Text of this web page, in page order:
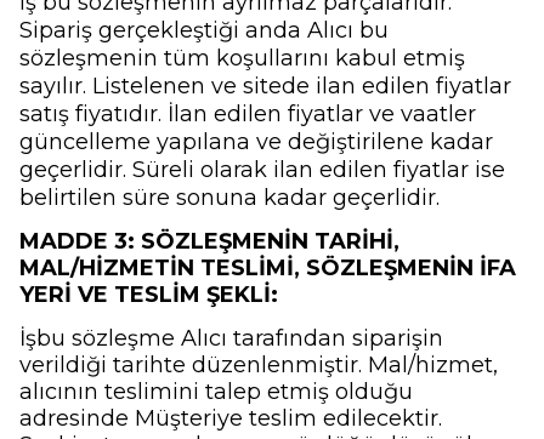
Sipariş gerçekleştiği anda Alıcı bu
sözleşmenin tüm koşullarını kabul etmiş
sayılır. Listelenen ve sitede ilan edilen fiyatlar
satış fiyatıdır. İlan edilen fiyatlar ve vaatler
güncelleme yapılana ve değiştirilene kadar
geçerlidir. Süreli olarak ilan edilen fiyatlar ise
belirtilen süre sonuna kadar geçerlidir.
MADDE 3: SÖZLEŞMENİN TARİHİ,
MAL/HİZMETİN TESLİMİ, SÖZLEŞMENİN İFA
YERİ VE TESLİM ŞEKLİ:
İşbu sözleşme Alıcı tarafından siparişin
verildiği tarihte düzenlenmiştir. Mal/hizmet,
alıcının teslimini talep etmiş olduğu
adresinde Müşteriye teslim edilecektir.